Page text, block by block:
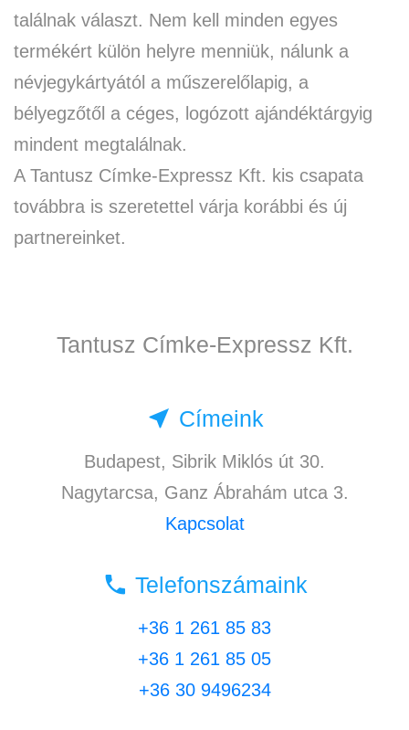
találnak választ. Nem kell minden egyes
termékért külön helyre menniük, nálunk a
névjegykártyától a műszerelőlapig, a
bélyegzőtől a céges, logózott ajándéktárgyig
mindent megtalálnak.
A Tantusz Címke-Expressz Kft. kis csapata
továbbra is szeretettel várja korábbi és új
partnereinket.
Tantusz Címke-Expressz Kft.
near_me Címeink
Budapest, Sibrik Miklós út 30.
Nagytarcsa, Ganz Ábrahám utca 3.
Kapcsolat
local_phone Telefonszámaink
+36 1 261 85 83
+36 1 261 85 05
+36 30 9496234